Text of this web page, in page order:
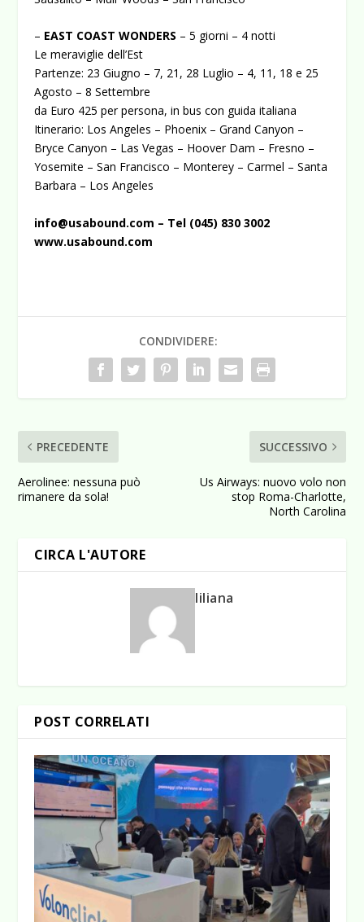
– EAST COAST WONDERS – 5 giorni – 4 notti
Le meraviglie dell’Est
Partenze: 23 Giugno – 7, 21, 28 Luglio – 4, 11, 18 e 25
Agosto – 8 Settembre
da Euro 425 per persona, in bus con guida italiana
Itinerario: Los Angeles – Phoenix – Grand Canyon –
Bryce Canyon – Las Vegas – Hoover Dam – Fresno –
Yosemite – San Francisco – Monterey – Carmel – Santa
Barbara – Los Angeles
info@usabound.com – Tel (045) 830 3002
www.usabound.com
CONDIVIDERE:
PRECEDENTE
Aerolinee: nessuna può
rimanere da sola!
SUCCESSIVO
Us Airways: nuovo volo non
stop Roma-Charlotte,
North Carolina
CIRCA L'AUTORE
liliana
POST CORRELATI